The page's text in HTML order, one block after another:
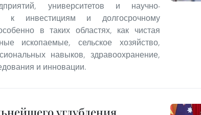
университетов и научно-
к инвестициям и долгосрочному
в таких областях, как чистая
ископаемые, сельское хозяйство,
навыков, здравоохранение,
и инновации.